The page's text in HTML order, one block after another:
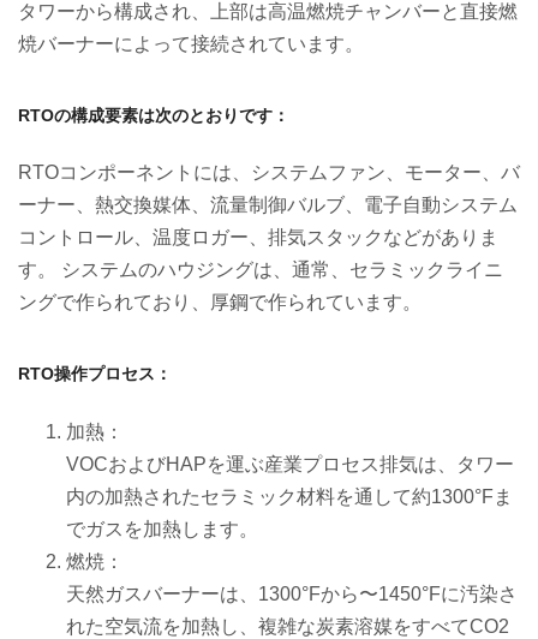
タワーから構成され、上部は高温燃焼チャンバーと直接燃
焼バーナーによって接続されています。
RTOの構成要素は次のとおりです：
RTOコンポーネントには、システムファン、モーター、バ
ーナー、熱交換媒体、流量制御バルブ、電子自動システム
コントロール、温度ロガー、排気スタックなどがありま
す。 システムのハウジングは、通常、セラミックライニ
ングで作られており、厚鋼で作られています。
RTO操作プロセス：
加熱：
VOCおよびHAPを運ぶ産業プロセス排気は、タワー
内の加熱されたセラミック材料を通して約1300°Fま
でガスを加熱します。
燃焼：
天然ガスバーナーは、1300°Fから〜1450°Fに汚染さ
れた空気流を加熱し、複雑な炭素溶媒をすべてCO2